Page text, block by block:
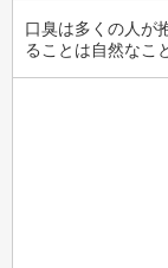
口臭は多くの人が
ることは自然なこ